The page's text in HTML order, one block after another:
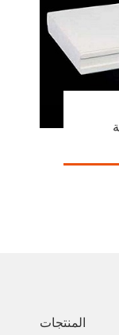
المنتجات